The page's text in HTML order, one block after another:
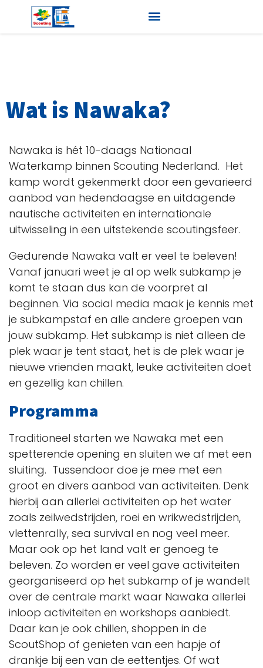
Wat is Nawaka?
Nawaka is hét 10-daags Nationaal
Waterkamp binnen Scouting Nederland. Het
kamp wordt gekenmerkt door een gevarieerd
aanbod van hedendaagse en uitdagende
nautische activiteiten en internationale
uitwisseling in een uitstekende scoutingsfeer.
Gedurende Nawaka valt er veel te beleven!
Vanaf januari weet je al op welk subkamp je
komt te staan dus kan de voorpret al
beginnen. Via social media maak je kennis met
je subkampstaf en alle andere groepen van
jouw subkamp. Het subkamp is niet alleen de
plek waar je tent staat, het is de plek waar je
nieuwe vrienden maakt, leuke activiteiten doet
en gezellig kan chillen.
Programma
Traditioneel starten we Nawaka met een
spetterende opening en sluiten we af met een
sluiting. Tussendoor doe je mee met een
groot en divers aanbod van activiteiten. Denk
hierbij aan allerlei activiteiten op het water
zoals zeilwedstrijden, roei en wrikwedstrijden,
vlettenrally, sea survival en nog veel meer.
Maar ook op het land valt er genoeg te
beleven. Zo worden er veel gave activiteiten
georganiseerd op het subkamp of je wandelt
over de centrale markt waar Nawaka allerlei
inloop activiteiten en workshops aanbiedt.
Daar kan je ook chillen, shoppen in de
ScoutShop of genieten van een hapje of
drankje bij een van de eettentjes. Of wat